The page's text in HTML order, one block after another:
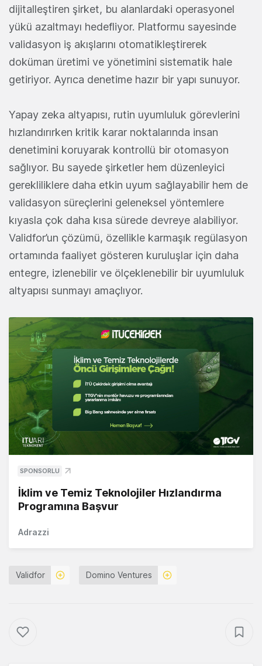
dijitalleştiren şirket, bu alanlardaki operasyonel
yükü azaltmayı hedefliyor. Platformu sayesinde
validasyon iş akışlarını otomatikleştirerek
doküman üretimi ve yönetimini sistematik hale
getiriyor. Ayrıca denetime hazır bir yapı sunuyor.
Yapay zeka altyapısı, rutin uyumluluk görevlerini
hızlandırırken kritik karar noktalarında insan
denetimini koruyarak kontrollü bir otomasyon
sağlıyor. Bu sayede şirketler hem düzenleyici
gerekliliklere daha etkin uyum sağlayabilir hem de
validasyon süreçlerini geleneksel yöntemlere
kıyasla çok daha kısa sürede devreye alabiliyor.
Validfor’un çözümü, özellikle karmaşık regülasyon
ortamında faaliyet gösteren kuruluşlar için daha
entegre, izlenebilir ve ölçeklenebilir bir uyumluluk
altyapısı sunmayı amaçlıyor.
SPONSORLU
İklim ve Temiz Teknolojiler Hızlandırma
Programına Başvur
Adrazzi
Validfor Domino Ventures